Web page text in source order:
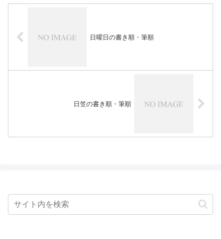
日曜日の書き順・筆順
日笠の書き順・筆順